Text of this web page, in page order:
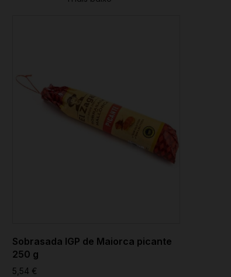
Sobrasada IGP de Maiorca picante
250 g
5,54 €